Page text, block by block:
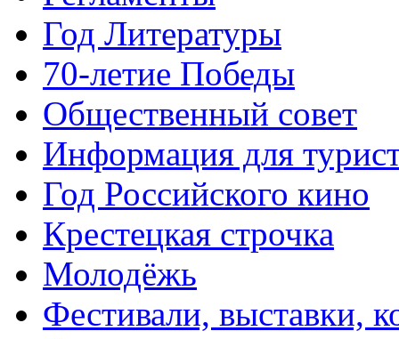
Год Литературы
70-летие Победы
Общественный совет
Информация для
Год Российского кино
Крестецкая строчка
Молодёжь
Фестивали, выставки,